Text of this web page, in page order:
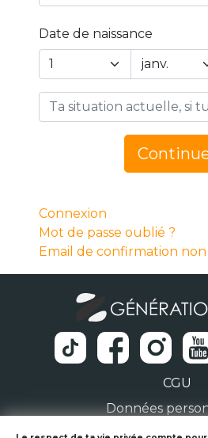
Date de naissance
Year
Day
Connexion
Mot de passe oublié ?
Email de confirmation
CGU
Données